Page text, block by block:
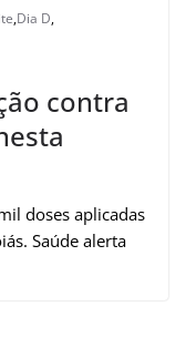
,Dia D,
contra
doses aplicadas
Saúde alerta